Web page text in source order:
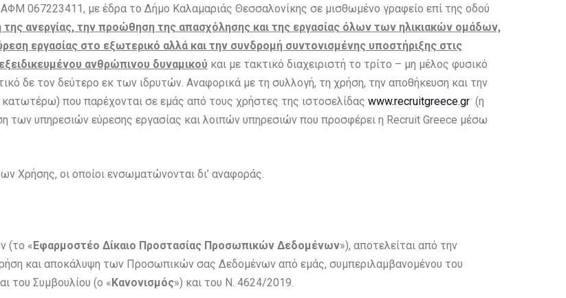
067223411, με έδρα το Δήμο Καλαμαριάς Θεσσαλονίκης σε μισθωμένο γραφείο επί της οδού
ανεργίας, την προώθηση της απασχόλησης και της εργασίας όλων των ηλικιακών ομάδων,
εργασίας στο εξωτερικό αλλά και την συνδρομή συντονισμένης υποστήριξης στις
ανθρώπινου δυναμικούκαι με τακτικό διαχειριστή το τρίτο – μη μέλος φυσικό
δε τον δεύτερο εκ των ιδρυτών. Αναφορικά με τη συλλογή, τη χρήση, την αποθήκευση και την
που παρέχονται σε εμάς από τους χρήστες της ιστοσελίδας www.recruitgreece.gr(η
των υπηρεσιών εύρεσης εργασίας και λοιπών υπηρεσιών που προσφέρει η Recruit Greece μέσω
Χρήσης, οι οποίοι ενσωματώνονται δι’ αναφοράς.
(το «Εφαρμοστέο Δίκαιο Προστασίας Προσωπικών Δεδομένων»), αποτελείται από την
και αποκάλυψη των Προσωπικών σας Δεδομένων από εμάς, συμπεριλαμβανομένου του
του Συμβουλίου (ο «Κανονισμός») και του Ν. 4624/2019.